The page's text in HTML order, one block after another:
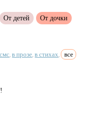
От детей От дочки
смс в прозе в стихах все